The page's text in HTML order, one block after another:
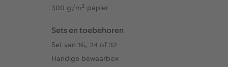
300 g/m² papier
Sets en toebehoren
Set van 16, 24 of 32
Handige bewaarbox